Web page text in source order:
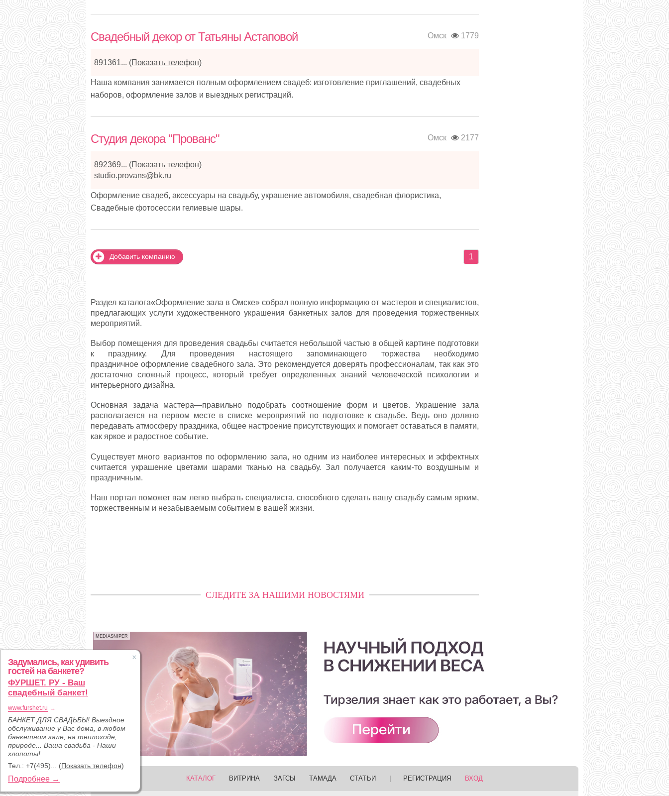
Омск 1779
Свадебный декор от Татьяны Астаповой
891361... (Показать телефон)
Наша компания занимается полным оформлением свадеб: изготовление приглашений, свадебных
наборов, оформление залов и выездных регистраций.
Омск 2177
Студия декора "Прованс"
892369... (Показать телефон)
studio.provans@bk.ru
Оформление свадеб, аксессуары на свадьбу, украшение автомобиля, свадебная флористика,
Свадебные фотосессии гелиевые шары.
Добавить компанию 1
Раздел каталога«Оформление зала в Омске» собрал полную информацию от мастеров и специалистов,
предлагающих услуги художественного украшения банкетных залов для проведения торжественных
мероприятий.
Выбор помещения для проведения свадьбы считается небольшой частью в общей картине подготовки
к празднику. Для проведения настоящего запоминающего торжества необходимо
праздничное оформление свадебного зала. Это рекомендуется доверять профессионалам, так как это
достаточно сложный процесс, который требует определенных знаний человеческой психологии и
интерьерного дизайна.
Основная задача мастера—правильно подобрать соотношение форм и цветов. Украшение зала
располагается на первом месте в списке мероприятий по подготовке к свадьбе. Ведь оно должно
передавать атмосферу праздника, общее настроение присутствующих и помогает оставаться в памяти,
как яркое и радостное событие.
Существует много вариантов по оформлению зала, но одним из наиболее интересных и эффектных
считается украшение цветами шарами тканью на свадьбу. Зал получается каким-то воздушным и
праздничным.
Наш портал поможет вам легко выбрать специалиста, способного сделать вашу свадьбу самым ярким,
торжественным и незабываемым событием в вашей жизни.
Задумались, как удивить
гостей на банкете?
ФУРШЕТ. РУ - Ваш
свадебный банкет!
www.furshet.ru →
БАНКЕТ ДЛЯ СВАДЬБЫ! Выездное
обслуживание у Вас дома, в любом
банкетном зале, на теплоходе,
природе... Ваша свадьба - Наши
хлопоты!
Тел.: +7(495)... (Показать телефон)
Подробнее →
СЛЕДИТЕ ЗА НАШИМИ НОВОСТЯМИ
MEDIASNIPER
КАТАЛОГ ВИТРИНА ЗАГСЫ ТАМАДА СТАТЬИ РЕГИСТРАЦИЯ ВХОД